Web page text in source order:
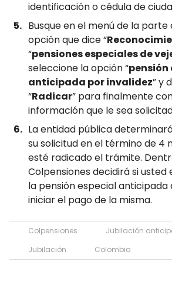
identificación o cédula de
Busque en el menú de la
opción que dice “
“pensiones especiales de
seleccione la opción “pensión
anticipada por invalidez” y
“Radicar” para finalmente
información que le sea
La entidad pública
su solicitud en el término de 4
esté radicado el trámite.
Colpensiones decidirá si usted
la pensión especial anticipada
iniciar el pago de la misma.
Colpensiones
Jubilación
Jubilación
Colombia